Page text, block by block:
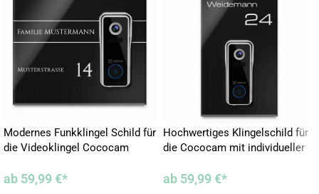
Dein Funkgong kann ganz einfach in der passenden Aussparung in
unser Namensschild integriert werden. Das Klingelschild selbst
kannst Du optional mit Silikon, zusätzlichen Bolzen oder Klebeband
für glatte Oberflächen montieren. Sollte keine Auswahl erfolgen,
wird die Platte ohne Befestigung geliefert!
Hochwertige Qualität – made in germany!
Die Funkklingelschilder aus Edelstahl & Acrylglas werden in
unserer hauseigenen Produktionsstätte nach Industriestandard
lasergeschnitten und graviert. Die Klingelplatte besticht nicht nur
Modernes Funkklingel Schild für
die Videoklingel Cococam
ab 59,99 €*
Hochwertiges Klingelschild für
die Cococam mit individueller
ab 59,99 €*